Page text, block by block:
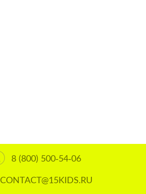
8 (800) 500-54-06
CONTACT@15KIDS.RU